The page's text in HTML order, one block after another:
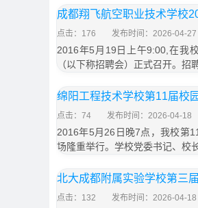
成都翔飞航空职业技术学校
点击：176 发布时间：2026-04-27
2016年5月19日上午9:00,在我
（以下称招聘会）正式召开。
绵阳工程技术学校第11届校
点击：74 发布时间：2026-04-18
2016年5月26日晚7点，我校第
场隆重举行。学校党委书记、校
北大成都附属实验学校第三
点击：132 发布时间：2026-04-18